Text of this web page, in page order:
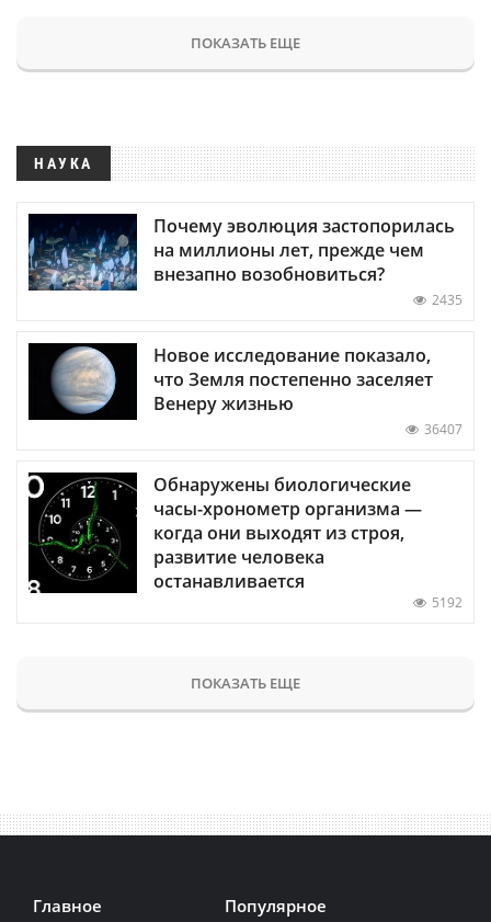
ПОКАЗАТЬ ЕЩЕ
НАУКА
Почему эволюция застопорилась
на миллионы лет, прежде чем
внезапно возобновиться?
2435
Новое исследование показало,
что Земля постепенно заселяет
Венеру жизнью
36407
Обнаружены биологические
часы-хронометр организма —
когда они выходят из строя,
развитие человека
останавливается
5192
ПОКАЗАТЬ ЕЩЕ
Главное Популярное